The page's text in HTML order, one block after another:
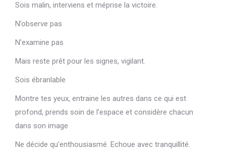
Sois malin, interviens et méprise la victoire.
N’observe pas
N’examine pas
Mais reste prêt pour les signes, vigilant.
Sois ébranlable
Montre tes yeux, entraine les autres dans ce qui est
profond, prends soin de l’espace et considère chacun
dans son image
Ne décide qu’enthousiasmé. Echoue avec tranquillité.